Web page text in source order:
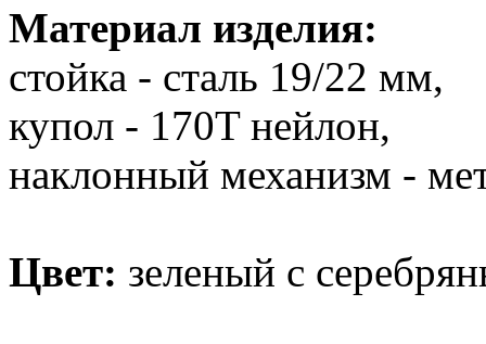
Материал изделия:
стойка - сталь 19/22 мм,
купол - 170T нейлон,
наклонный механизм -
Цвет: зеленый с